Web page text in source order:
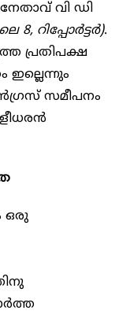
നേതാവ് വി ഡി
8, റിപ്പോർട്ടർ).
പ്രതിപക്ഷ
ഇല്ലെന്നും
സമീപനം
ഒരു